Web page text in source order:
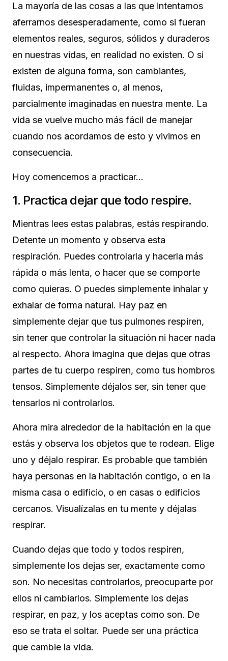
La mayoría de las cosas a las que intentamos
aferrarnos desesperadamente, como si fueran
elementos reales, seguros, sólidos y duraderos
en nuestras vidas, en realidad no existen. O si
existen de alguna forma, son cambiantes,
fluidas, impermanentes o, al menos,
parcialmente imaginadas en nuestra mente. La
vida se vuelve mucho más fácil de manejar
cuando nos acordamos de esto y vivimos en
consecuencia.
Hoy comencemos a practicar…
1. Practica dejar que todo respire.
Mientras lees estas palabras, estás respirando.
Detente un momento y observa esta
respiración. Puedes controlarla y hacerla más
rápida o más lenta, o hacer que se comporte
como quieras. O puedes simplemente inhalar y
exhalar de forma natural. Hay paz en
simplemente dejar que tus pulmones respiren,
sin tener que controlar la situación ni hacer nada
al respecto. Ahora imagina que dejas que otras
partes de tu cuerpo respiren, como tus hombros
tensos. Simplemente déjalos ser, sin tener que
tensarlos ni controlarlos.
Ahora mira alrededor de la habitación en la que
estás y observa los objetos que te rodean. Elige
uno y déjalo respirar. Es probable que también
haya personas en la habitación contigo, o en la
misma casa o edificio, o en casas o edificios
cercanos. Visualízalas en tu mente y déjalas
respirar.
Cuando dejas que todo y todos respiren,
simplemente los dejas ser, exactamente como
son. No necesitas controlarlos, preocuparte por
ellos ni cambiarlos. Simplemente los dejas
respirar, en paz, y los aceptas como son. De
eso se trata el soltar. Puede ser una práctica
que cambie la vida.